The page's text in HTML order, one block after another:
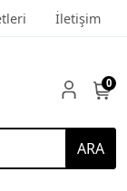
İletişim
ARA
0